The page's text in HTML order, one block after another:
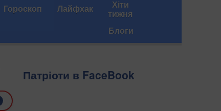
Гороскоп Лайфхак Хіти
тижня
Блоги
Патріоти в FaceBook